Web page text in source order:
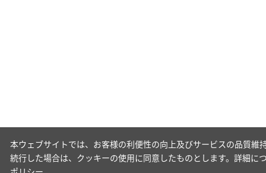
本ウェブサイトでは、お客様の利便性の向上及びサービスの品質
続行した場合は、クッキーの使用に同意したものとします。詳細